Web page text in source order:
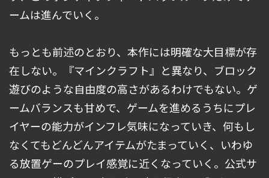
ームは進んでいく。
もっとも前述のとおり、本作には明確な大目標が存
在しない。『マインクラフト』と異なり、ブロック
遊びのような自由度の高さがあるわけでもない。ゲ
ームバランスも甘めで、ゲームを進めるうちにプレ
イヤーの能力がインフレ気味になっていき、何もし
なくてもどんどんアイテムがたまっていく、いわゆ
る放置ゲーのプレイ感覚に近くなっていく。公式サ